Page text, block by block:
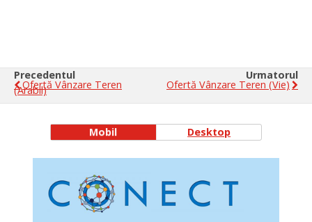
Precedentul
Ofertă Vânzare Teren
(arabil)
Urmatorul
Ofertă Vânzare Teren (vie)
Mobil Desktop